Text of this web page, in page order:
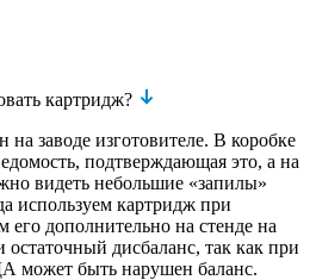
картридж?
заводе изготовителе. В коробке
подтверждающая это, а на
видеть небольшие «запилы»
используем картридж при
его дополнительно на стенде на
остаточный дисбаланс, так как при
может быть нарушен баланс.